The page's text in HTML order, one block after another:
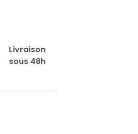
Livraison
sous 48h